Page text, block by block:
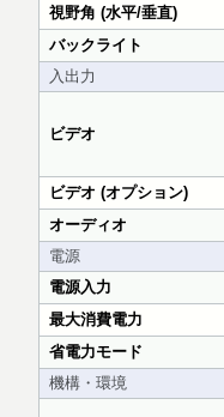
視野角 (水平/垂直)
バックライト
入出力
ビデオ
ビデオ (オプション)
オーディオ
電源
電源入力
最大消費電力
省電力モード
機構・環境